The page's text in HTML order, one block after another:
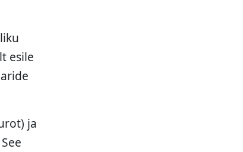
esile
ja